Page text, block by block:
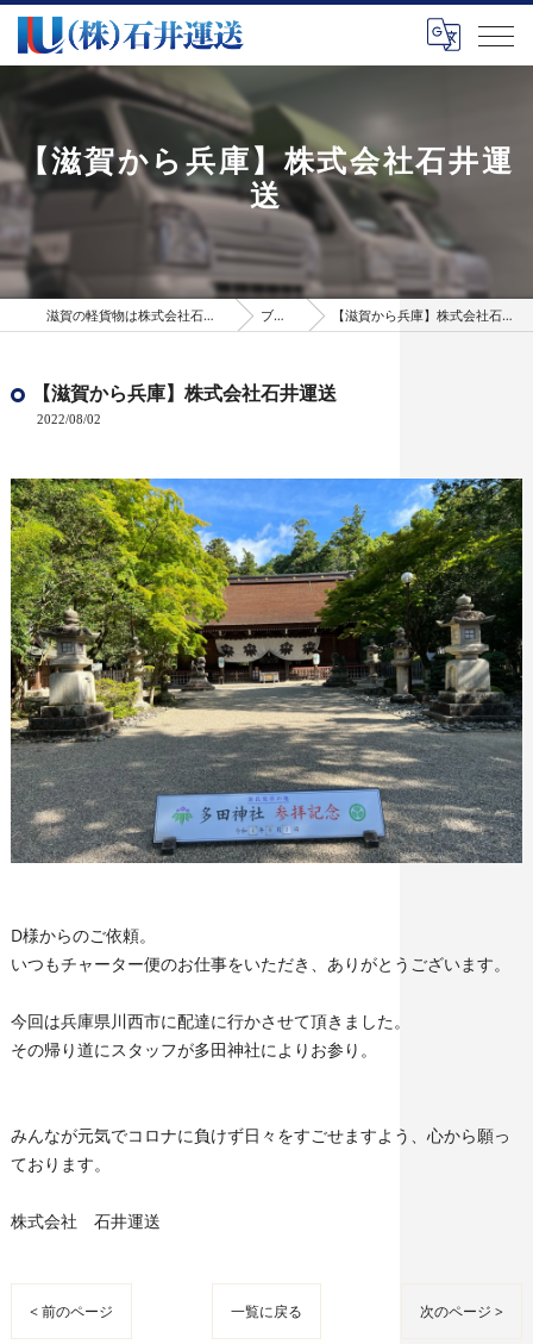
【滋賀から兵庫】株式会社石井運
送
滋賀の軽貨物は株式会社石井運送 ブログ 【滋賀から兵庫】株式会社石井運送
【滋賀から兵庫】株式会社石井運送
2022/08/02
D様からのご依頼。
いつもチャーター便のお仕事をいただき、ありがとうございます。
今回は兵庫県川西市に配達に行かさせて頂きました。
その帰り道にスタッフが多田神社によりお参り。
みんなが元気でコロナに負けず日々をすごせますよう、心から願っ
ております。
株式会社 石井運送
< 前のページ 一覧に戻る 次のページ >